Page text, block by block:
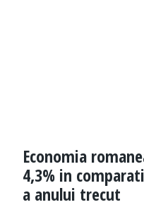
Economia
4,3% in
a anului trecut